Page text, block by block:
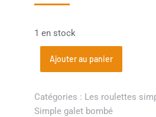
1 en stock
Ajouter au panier
Catégories : Les roulettes
Simple galet bombé